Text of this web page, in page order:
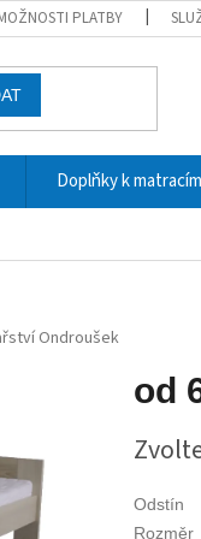
PLATBY
Doplňky k matracím
Ondroušek
od
cena:
Odstín
Rozměr